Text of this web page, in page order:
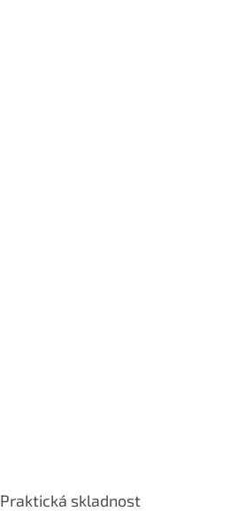
Praktická skladnost